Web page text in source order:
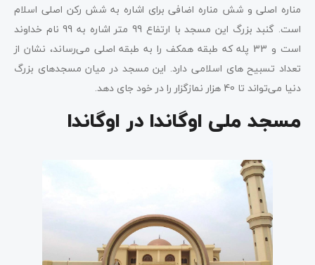
مناره اصلی و شش مناره اضافی برای اشاره به شش رکن اصلی اسلام
است. گنبد بزرگ این مسجد با ارتفاع 99 متر اشاره به 99 نام خداوند
است و 33 پله که طبقه همکف را به طبقه اصلی می‌رساند، نشان از
تعداد تسبیح های اسلامی دارد. این مسجد در میان مسجدهای بزرگ
دنیا می‌تواند تا 40 هزار نمازگزار را در خود جای دهد.
مسجد ملی اوگاندا در اوگاندا